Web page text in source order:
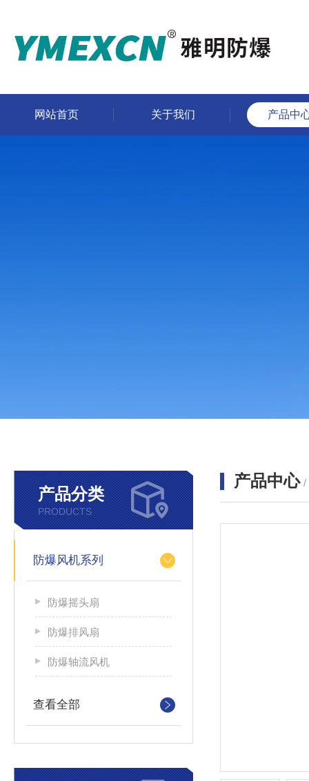
网站首页 关于我们 产品中
产品分类
PRODUCTS
防爆风机系列
防爆摇头扇
防爆排风扇
防爆轴流风机
查看全部
产品中心 /